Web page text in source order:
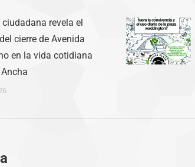
revela el
cierre de Avenida
en la vida cotidiana